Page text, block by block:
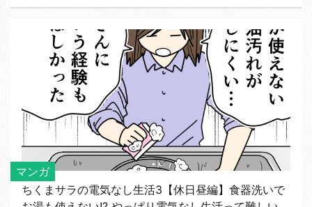
マンガ
ちくまサラの電気なし生活3【休日昼編】食器洗いで